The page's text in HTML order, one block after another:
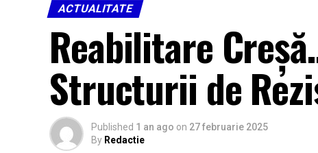
ACTUALITATE
Reabilitare
Structurii de
Published 1 an ago on 27 februarie 2025
By Redactie